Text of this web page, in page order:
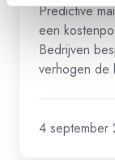
Predictive
een
Bedrijven
verhogen de
4 september